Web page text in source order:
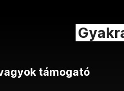
támogató